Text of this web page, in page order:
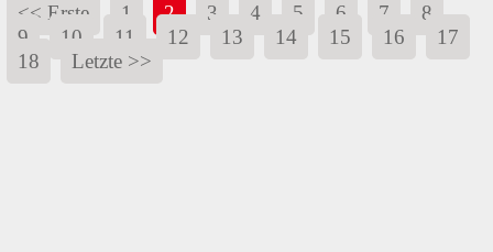
<< Erste 1 2 3 4 5 6 7
8
9
10 11 12 13 14 15 16
17
18
Letzte >>